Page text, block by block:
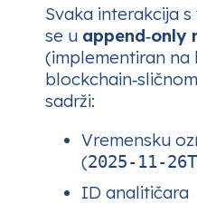
Svaka interakcija
se u append‑only
(implementiran na
sadrži:
Vremensku
(
ID analitičara